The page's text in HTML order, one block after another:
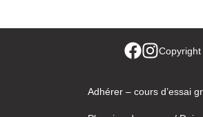
Adhérer – cours d’essai